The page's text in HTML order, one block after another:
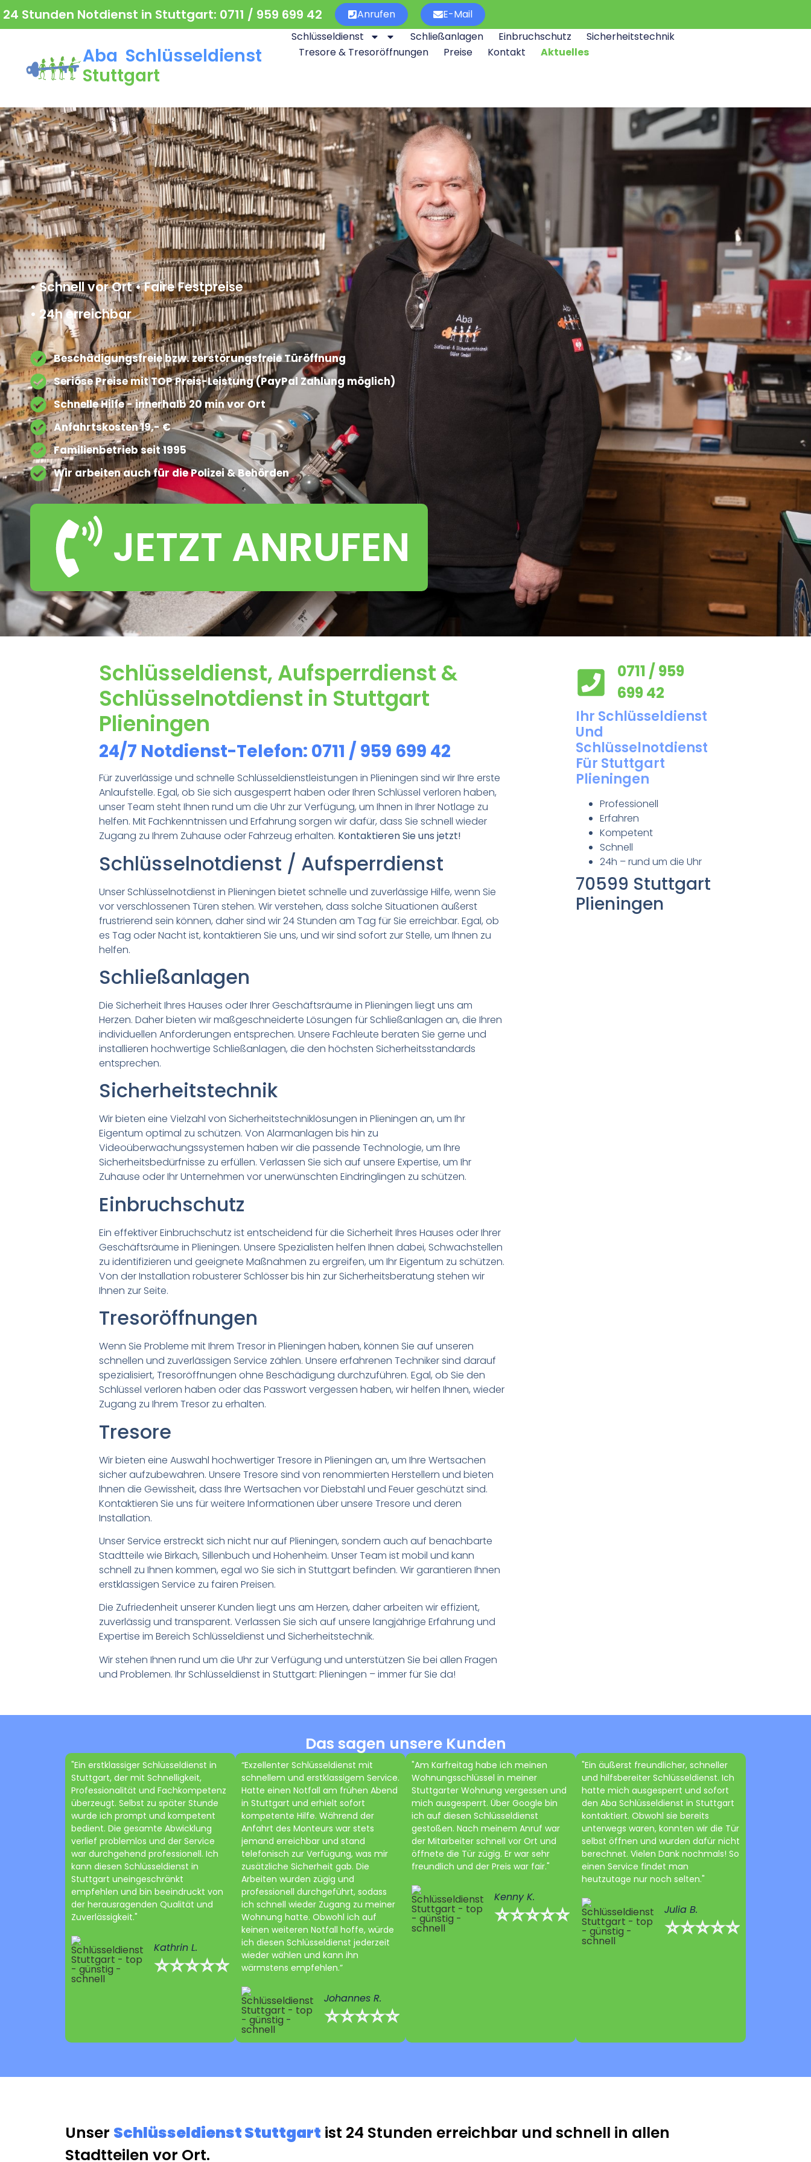
24 Stunden Notdienst in Stuttgart: 0711 / 959 699 42 Anrufen E-Mail
Aba Schlüsseldienst
Stuttgart
Schlüsseldienst Schließanlagen Einbruchschutz
Sicherheitstechnik
Tresore & Tresoröffnungen
Preise Kontakt Aktuelles
• Schnell vor Ort • Faire Festpreise
• 24h erreichbar
Beschädigungsfreie bzw. zerstörungsfreie Türöffnung​
Seriöse Preise mit TOP Preis-Leistung (PayPal Zahlung möglich)​
Schnelle Hilfe - innerhalb 20 min vor Ort
Anfahrtskosten 19,- €
Familienbetrieb seit 1995
Wir arbeiten auch für die Polizei & Behörden
JETZT ANRUFEN
Schlüsseldienst, Aufsperrdienst &
Schlüsselnotdienst in Stuttgart
Plieningen
24/7 Notdienst-Telefon: 0711 / 959 699 42
Für zuverlässige und schnelle Schlüsseldienstleistungen in Plieningen sind wir Ihre erste
Anlaufstelle. Egal, ob Sie sich ausgesperrt haben oder Ihren Schlüssel verloren haben,
unser Team steht Ihnen rund um die Uhr zur Verfügung, um Ihnen in Ihrer Notlage zu
helfen. Mit Fachkenntnissen und Erfahrung sorgen wir dafür, dass Sie schnell wieder
Zugang zu Ihrem Zuhause oder Fahrzeug erhalten. Kontaktieren Sie uns jetzt!
Schlüsselnotdienst / Aufsperrdienst
Unser Schlüsselnotdienst in Plieningen bietet schnelle und zuverlässige Hilfe, wenn Sie
vor verschlossenen Türen stehen. Wir verstehen, dass solche Situationen äußerst
frustrierend sein können, daher sind wir 24 Stunden am Tag für Sie erreichbar. Egal, ob
es Tag oder Nacht ist, kontaktieren Sie uns, und wir sind sofort zur Stelle, um Ihnen zu
helfen.
Schließanlagen
Die Sicherheit Ihres Hauses oder Ihrer Geschäftsräume in Plieningen liegt uns am
Herzen. Daher bieten wir maßgeschneiderte Lösungen für Schließanlagen an, die Ihren
individuellen Anforderungen entsprechen. Unsere Fachleute beraten Sie gerne und
installieren hochwertige Schließanlagen, die den höchsten Sicherheitsstandards
entsprechen.
Sicherheitstechnik
Wir bieten eine Vielzahl von Sicherheitstechniklösungen in Plieningen an, um Ihr
Eigentum optimal zu schützen. Von Alarmanlagen bis hin zu
Videoüberwachungssystemen haben wir die passende Technologie, um Ihre
Sicherheitsbedürfnisse zu erfüllen. Verlassen Sie sich auf unsere Expertise, um Ihr
Zuhause oder Ihr Unternehmen vor unerwünschten Eindringlingen zu schützen.
Einbruchschutz
Ein effektiver Einbruchschutz ist entscheidend für die Sicherheit Ihres Hauses oder Ihrer
Geschäftsräume in Plieningen. Unsere Spezialisten helfen Ihnen dabei, Schwachstellen
zu identifizieren und geeignete Maßnahmen zu ergreifen, um Ihr Eigentum zu schützen.
Von der Installation robusterer Schlösser bis hin zur Sicherheitsberatung stehen wir
Ihnen zur Seite.
Tresoröffnungen
Wenn Sie Probleme mit Ihrem Tresor in Plieningen haben, können Sie auf unseren
schnellen und zuverlässigen Service zählen. Unsere erfahrenen Techniker sind darauf
spezialisiert, Tresoröffnungen ohne Beschädigung durchzuführen. Egal, ob Sie den
Schlüssel verloren haben oder das Passwort vergessen haben, wir helfen Ihnen, wieder
Zugang zu Ihrem Tresor zu erhalten.
Tresore
Wir bieten eine Auswahl hochwertiger Tresore in Plieningen an, um Ihre Wertsachen
sicher aufzubewahren. Unsere Tresore sind von renommierten Herstellern und bieten
Ihnen die Gewissheit, dass Ihre Wertsachen vor Diebstahl und Feuer geschützt sind.
Kontaktieren Sie uns für weitere Informationen über unsere Tresore und deren
Installation.
Unser Service erstreckt sich nicht nur auf Plieningen, sondern auch auf benachbarte
Stadtteile wie Birkach, Sillenbuch und Hohenheim. Unser Team ist mobil und kann
schnell zu Ihnen kommen, egal wo Sie sich in Stuttgart befinden. Wir garantieren Ihnen
erstklassigen Service zu fairen Preisen.
Die Zufriedenheit unserer Kunden liegt uns am Herzen, daher arbeiten wir effizient,
zuverlässig und transparent. Verlassen Sie sich auf unsere langjährige Erfahrung und
Expertise im Bereich Schlüsseldienst und Sicherheitstechnik.
Wir stehen Ihnen rund um die Uhr zur Verfügung und unterstützen Sie bei allen Fragen
und Problemen. Ihr Schlüsseldienst in Stuttgart: Plieningen – immer für Sie da!
0711 / 959
699 42
Ihr Schlüsseldienst
Und
Schlüsselnotdienst
Für Stuttgart
Plieningen
Professionell
Erfahren
Kompetent
Schnell
24h – rund um die Uhr
70599 Stuttgart
Plieningen
Das sagen unsere Kunden
"Ein erstklassiger Schlüsseldienst in
Stuttgart, der mit Schnelligkeit,
Professionalität und Fachkompetenz
überzeugt. Selbst zu später Stunde
wurde ich prompt und kompetent
bedient. Die gesamte Abwicklung
verlief problemlos und der Service
war durchgehend professionell. Ich
kann diesen Schlüsseldienst in
Stuttgart uneingeschränkt
empfehlen und bin beeindruckt von
der herausragenden Qualität und
Zuverlässigkeit."
Kathrin L.
⭐⭐⭐⭐⭐
“Exzellenter Schlüsseldienst mit
schnellem und erstklassigem Service.
Hatte einen Notfall am frühen Abend
in Stuttgart und erhielt sofort
kompetente Hilfe. Während der
Anfahrt des Monteurs war stets
jemand erreichbar und stand
telefonisch zur Verfügung, was mir
zusätzliche Sicherheit gab. Die
Arbeiten wurden zügig und
professionell durchgeführt, sodass
ich schnell wieder Zugang zu meiner
Wohnung hatte. Obwohl ich auf
keinen weiteren Notfall hoffe, würde
ich diesen Schlüsseldienst jederzeit
wieder wählen und kann ihn
wärmstens empfehlen.”
Johannes R.
⭐⭐⭐⭐⭐
"Am Karfreitag habe ich meinen
Wohnungsschlüssel in meiner
Stuttgarter Wohnung vergessen und
mich ausgesperrt. Über Google bin
ich auf diesen Schlüsseldienst
gestoßen. Nach meinem Anruf war
der Mitarbeiter schnell vor Ort und
öffnete die Tür zügig. Er war sehr
freundlich und der Preis war fair."
Kenny K.
⭐⭐⭐⭐⭐
"Ein äußerst freundlicher, schneller
und hilfsbereiter Schlüsseldienst. Ich
hatte mich ausgesperrt und sofort
den Aba Schlüsseldienst in Stuttgart
kontaktiert. Obwohl sie bereits
unterwegs waren, konnten wir die Tür
selbst öffnen und wurden dafür nicht
berechnet. Vielen Dank nochmals! So
einen Service findet man
heutzutage nur noch selten."
Julia B.
⭐⭐⭐⭐⭐
Unser Schlüsseldienst Stuttgart ist 24 Stunden erreichbar und schnell in allen
Stadtteilen vor Ort.